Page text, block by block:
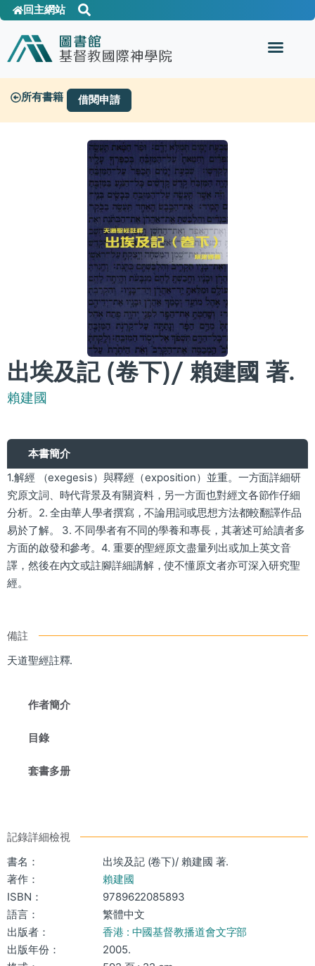
回主網站
所有書籍 借閱申請
出埃及記 (卷下)/ 賴建國 著.
賴建國
本書簡介
作者簡介
目錄
套書多册
1.解經 （exegesis）與釋經（exposition）並重。一方面詳細研
究原文詞、時代背景及有關資料，另一方面也對經文各節作仔細
分析。2. 全由華人學者撰寫，不論用詞或思想方法都較翻譯作品
易於了解。 3. 不同學者有不同的學養和專長，其著述可給讀者多
方面的啟發和參考。4. 重要的聖經原文盡量列出或加上英文音
譯，然後在內文或註腳詳細講解，使不懂原文者亦可深入研究聖
經。
備註
天道聖經註釋.
記錄詳細檢視
書名：
出埃及記 (卷下)/ 賴建國 著.
著作：
賴建國
ISBN：
9789622085893
語言：
繁體中文
出版者：
香港 : 中國基督教播道會文字部
出版年份：
2005.